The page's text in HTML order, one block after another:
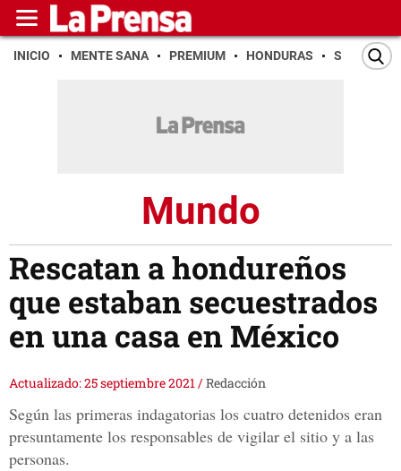
INICIO MENTE SANA PREMIUM HONDURAS SAN PEDRO
Mundo
Rescatan a hondureños
que estaban secuestrados
en una casa en México
Actualizado: 25 septiembre 2021/Redacción
Según las primeras indagatorias los cuatro detenidos eran
presuntamente los responsables de vigilar el sitio y a las
personas.